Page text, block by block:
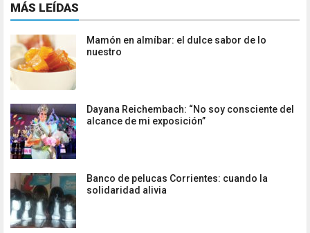
MÁS LEÍDAS
Mamón en almíbar: el dulce sabor de lo
nuestro
Dayana Reichembach: “No soy consciente del
alcance de mi exposición”
Banco de pelucas Corrientes: cuando la
solidaridad alivia